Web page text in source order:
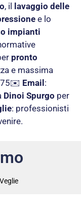
, il lavaggio delle
e lo
impianti
pronto
e massima
Email:
Dinoi Spurgo per
: professionisti